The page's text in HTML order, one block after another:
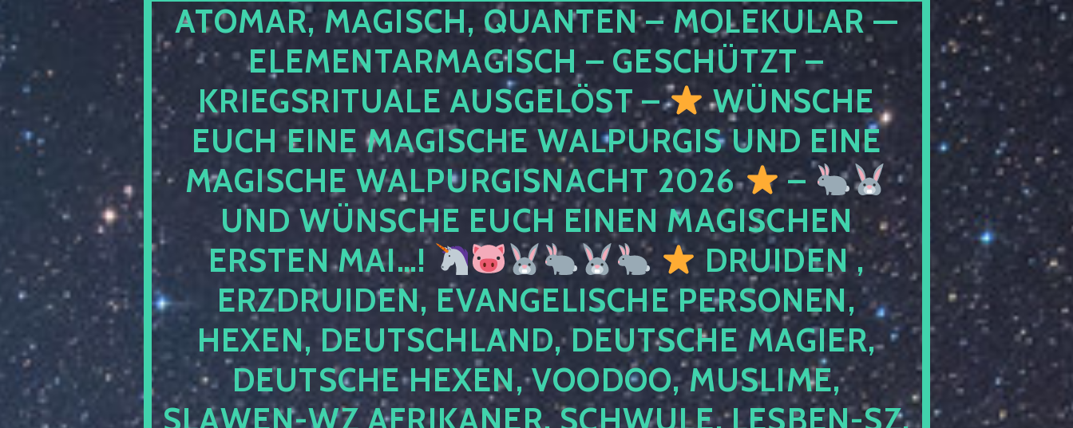
ATOMAR, MAGISCH, QUANTEN – MOLEKULAR —
ELEMENTARMAGISCH – GESCHÜTZT –
KRIEGSRITUALE AUSGELÖST –
WÜNSCHE
EUCH EINE MAGISCHE WALPURGIS UND EINE
MAGISCHE WALPURGISNACHT 2026
–
UND WÜNSCHE EUCH EINEN MAGISCHEN
ERSTEN MAI…!
DRUIDEN ,
ERZDRUIDEN, EVANGELISCHE PERSONEN,
HEXEN, DEUTSCHLAND, DEUTSCHE MAGIER,
DEUTSCHE HEXEN, VOODOO, MUSLIME,
SLAWEN-WZ AFRIKANER, SCHWULE, LESBEN-SZ,